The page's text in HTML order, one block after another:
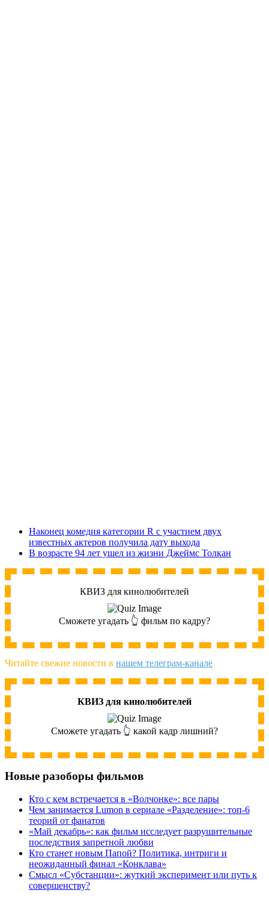
Наконец комедия категории R с участием двух
известных актеров получила дату выхода
В возрасте 94 лет ушел из жизни Джеймс Толкан
КВИЗ для кинолюбителей
Сможете угадать 👆 фильм по кадру?
Читайте свежие новости в нашем телеграм-канале
КВИЗ для кинолюбителей
Сможете угадать 👆 какой кадр лишний?
Новые разоборы фильмов
Кто с кем встречается в «Волчонке»: все пары
Чем занимается Lumon в сериале «Разделение»: топ-6
теорий от фанатов
«Май декабрь»: как фильм исследует разрушительные
последствия запретной любви
Кто станет новым Папой? Политика, интриги и
неожиданный финал «Конклава»
Cмысл «Субстанции»: жуткий эксперимент или путь к
совершенству?